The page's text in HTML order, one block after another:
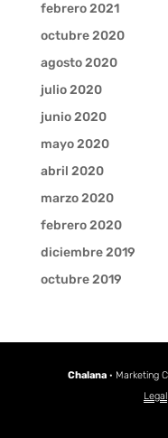
febrero 2021
octubre 2020
agosto 2020
julio 2020
junio 2020
mayo 2020
abril 2020
marzo 2020
febrero 2020
diciembre 2019
octubre 2019
Chalana· Marketing
Legal|